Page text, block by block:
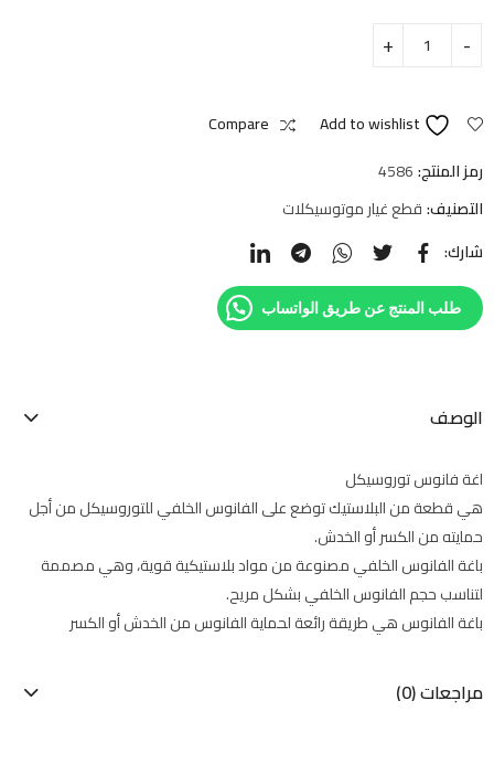
Add to wishlist
Compare
رمز المنتج:4586
التصنيف:قطع غيار موتوسيكلات
شارك:
طلب المنتج عن طريق الواتساب
الوصف
اغة فانوس توروسيكل
هي قطعة من البلاستيك توضع على الفانوس الخلفي للتوروسيكل من أجل
حمايته من الكسر أو الخدش.
باغة الفانوس الخلفي مصنوعة من مواد بلاستيكية قوية، وهي مصممة
لتناسب حجم الفانوس الخلفي بشكل مريح.
باغة الفانوس هي طريقة رائعة لحماية الفانوس من الخدش أو الكسر
مراجعات (0)